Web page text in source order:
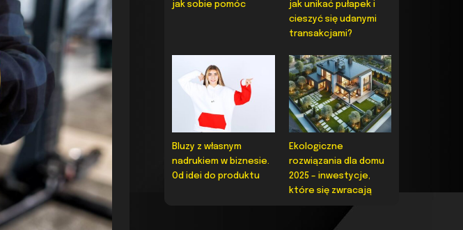
jak sobie pomóc
jak unikać pułapek i
cieszyć się udanymi
transakcjami?
Bluzy z własnym
nadrukiem w biznesie.
Od idei do produktu
Ekologiczne
rozwiązania dla domu
2025 – inwestycje,
które się zwracają